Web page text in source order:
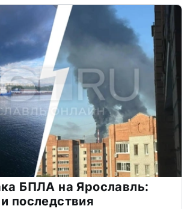
БПЛА на Ярославль:
последствия